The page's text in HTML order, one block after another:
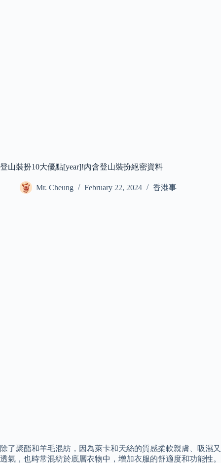
登山裝扮10大優點[year]!內含登山裝扮絕密資料
Mr. Cheung February 22, 2024 香港事
除了聚酯和羊毛混紡，因為萊卡和天絲的質感柔軟親膚、吸濕又
透氣，也時常混紡於底層衣物中，增加衣服的舒適度和功能性。